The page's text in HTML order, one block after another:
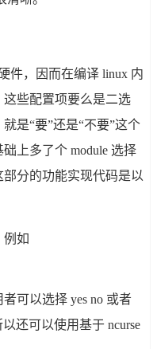
件，因而在编译 linux 内
些配置项要么是二选
是“要”还是“不要”这个
上多了个 module 选择
分的功能实现代码是以
例如
可以选择 yes no 或者
还可以使用基于 ncurse